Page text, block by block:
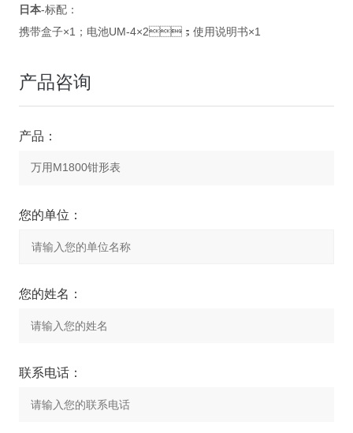
日本-标配：
携带盒子×1；电池UM-4×2；使用说明书×1
产品咨询
产品：
您的单位：
您的姓名：
联系电话：